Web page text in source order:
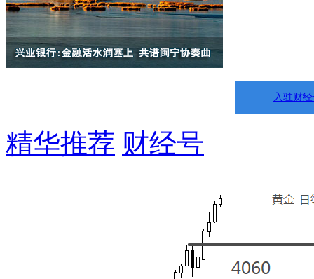
入驻财
精华推荐 财经号